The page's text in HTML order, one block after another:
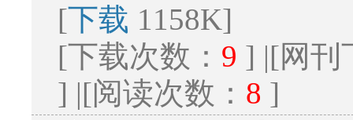
[下载 1158K]
[下载次数： 9 ] |[网刊
] |[阅读次数： 8 ]